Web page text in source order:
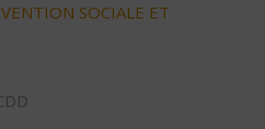
SOCIALE ET